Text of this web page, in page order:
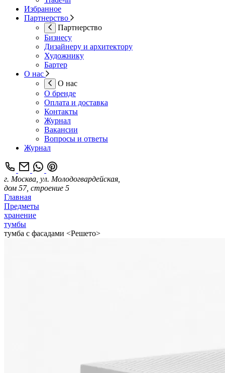
Избранное
Партнерство
Партнерство
Бизнесу
Дизайнеру и архитектору
Художнику
Бартер
О нас
О нас
О бренде
Оплата и доставка
Контакты
Журнал
Вакансии
Вопросы и ответы
Журнал
г. Москва, ул. Молодогвардейская,
дом 57, строение 5
Главная
Предметы
хранение
тумбы
тумба с фасадами <Решето>